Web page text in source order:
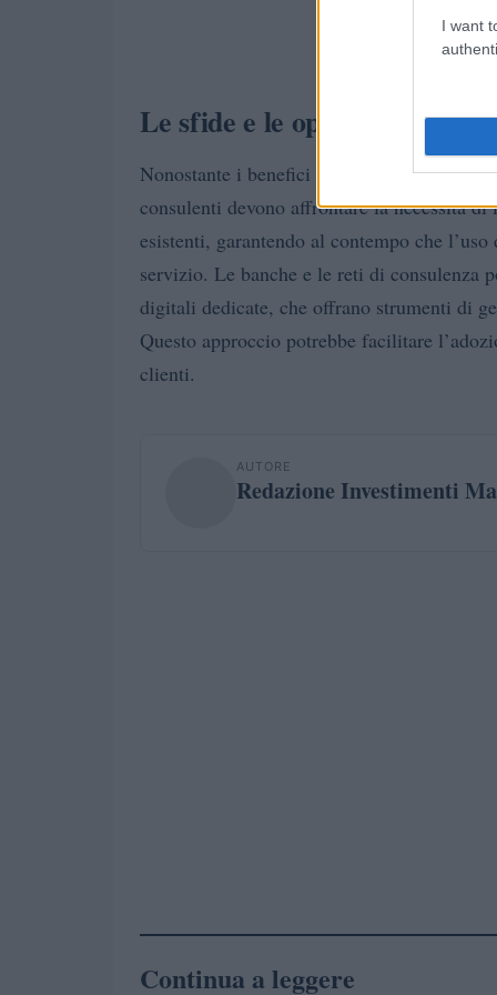
I want
Le sfide e le opportunità
Nonostante i benefici evidenti, l’adozione
consulenti devono affrontare la necessità
esistenti, garantendo al contempo che
servizio. Le banche e le reti di consulenza
digitali dedicate, che offrano strumenti di
Questo approccio potrebbe facilitare
clienti.
AUTORE
Redazione Investimenti
Continua a leggere